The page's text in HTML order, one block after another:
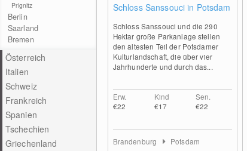
Prignitz
Berlin
Saarland
Bremen
Österreich
Italien
Schweiz
Frankreich
Spanien
Tschechien
Griechenland
Schloss Sanssouci in Potsdam
Schloss Sanssouci und die 290
Hektar große Parkanlage stellen
den ältesten Teil der Potsdamer
Kulturlandschaft, die über vier
Jahrhunderte und durch das...
Erw.
€22
Kind
€17
Sen.
€22
Brandenburg Potsdam